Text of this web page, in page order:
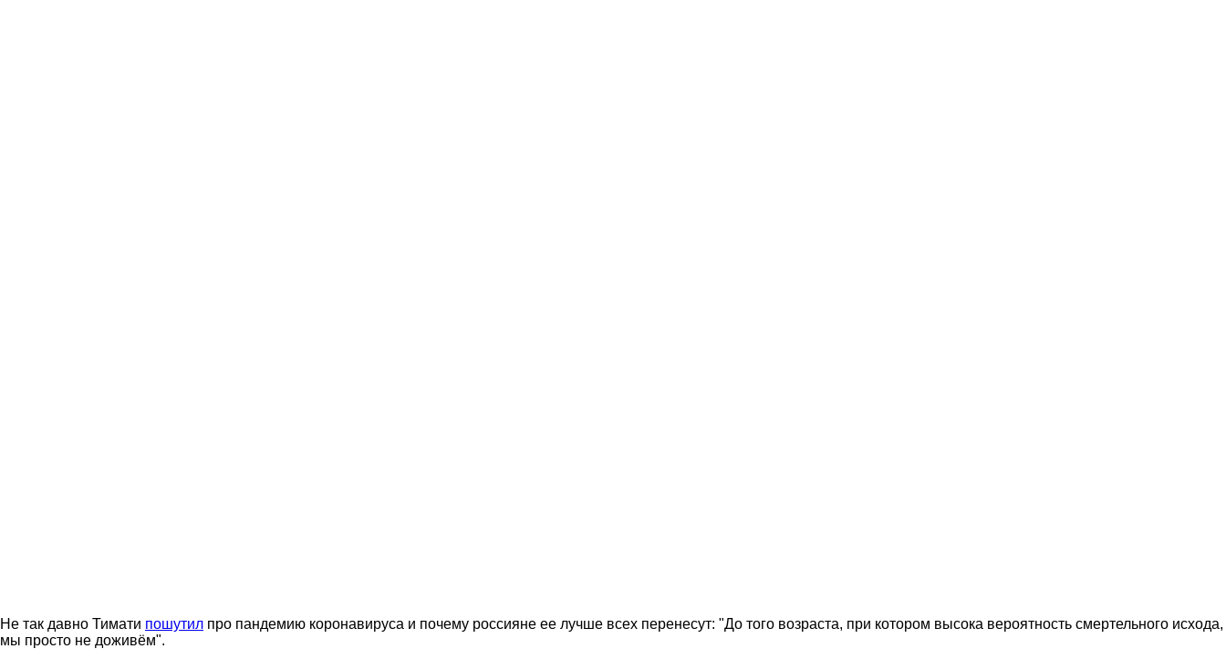
Не так давно Тимати пошутил про пандемию коронавируса и почему россияне ее лучше всех перенесут: "До того возраста, при котором высока вероятность смертельного исхода,
мы просто не доживём".